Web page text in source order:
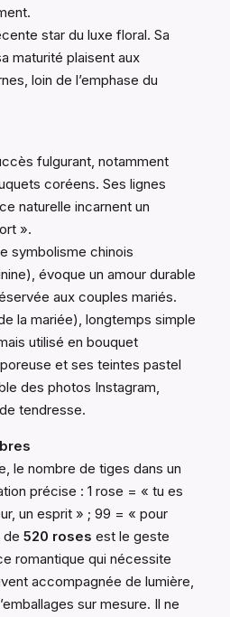
star du luxe floral. Sa
maturité plaisent aux
loin de l’emphase du
fulgurant, notamment
coréens. Ses lignes
naturelle incarnent un
».
symbolisme chinois
évoque un amour durable
aux couples mariés.
la mariée), longtemps simple
utilisé en bouquet
et ses teintes pastel
des photos Instagram,
tendresse.
le nombre de tiges dans un
précise : 1 rose = « tu es
un esprit » ; 99 = « pour
de 520 roses est le geste
romantique qui nécessite
accompagnée de lumière,
sur mesure. Il ne